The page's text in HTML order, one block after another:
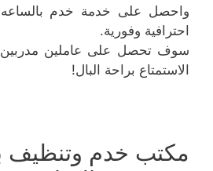
واحصل على خدمة خدم
احترافية وفورية.
سوف تحصل على عاملين مدربين
الاستمتاع براحة البال!
مكتب خدم وتنظيف